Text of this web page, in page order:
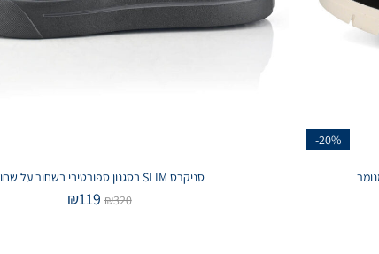
-20%
סניקרס SLIM בסגנון ספורטיבי בשחור על שחור
₪320
₪119